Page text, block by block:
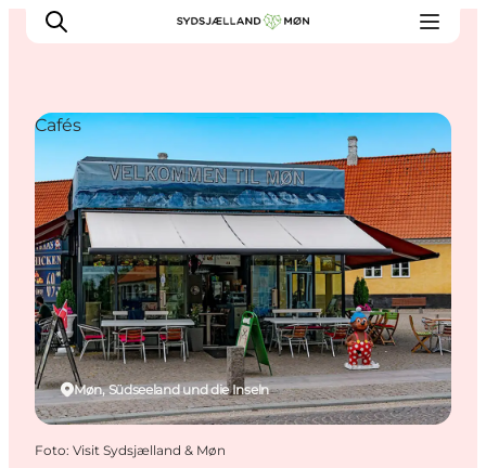
Erleben
Städte und Orte
Events
Essen
Unterkunft
Reise planen
Møn, Südseeland und die Inseln
Cafés
Foto: Visit Sydsjælland & Møn